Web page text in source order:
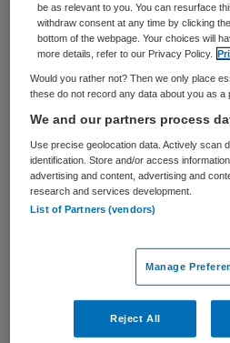
Bouwen
Plagge is acht jaar
bestuurder van de
Plaatse samenwerken
Meare in de M&P
aanbieders van
fuseerden in 2008
Lunet zorg biedt een
aan zorg en
mensen met een
Zuidoost Brabant. De
be as relevant to you. You can resurface
withdraw consent at any time by clicking
bottom of the webpage. Your choices will
more details, refer to our Privacy Policy.
Would you rather not? Then we only place
these do not record any data about you as a
We and our partners process
Use precise geolocation data. Actively scan
identification. Store and/or access
advertising and content, advertising and
research and services development.
List of Partners (vendors)
Manage
Reject All